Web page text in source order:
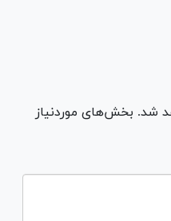
شد. بخش‌های موردنیاز